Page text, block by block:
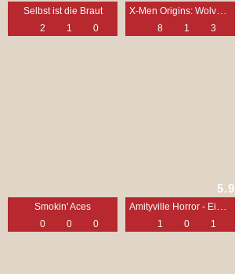
Selbst ist die Braut
2 1 0 8 1 3
Smokin' Aces
0
0 0
5.9
1 0 1